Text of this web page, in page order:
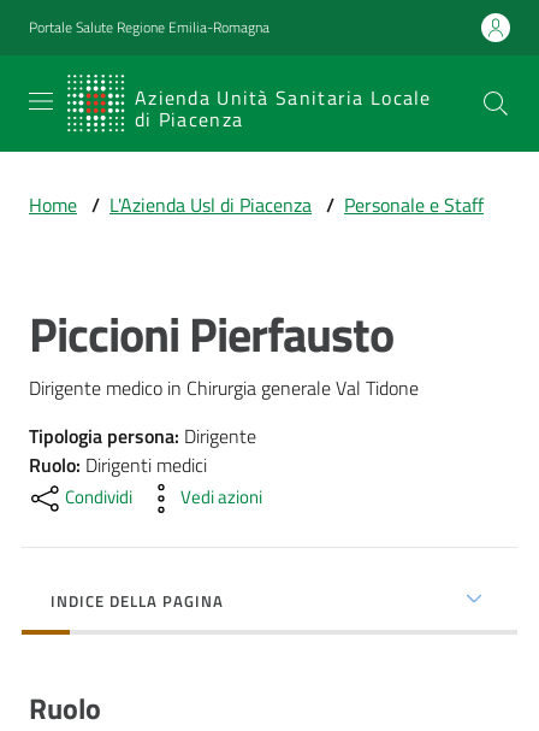
Vai al contenuto
Vai alla navigazione
Vai al footer
Portale Salute Regione Emilia-Romagna
Azienda Unità Sanitaria Locale
di Piacenza
SERVIZIO
SANITARIO
Emilia-
Sanitaria Locale
di Piacenza
Prestazioni
e
percorsi
cura
per...
Home / L'Azienda Usl di Piacenza / Personale e Staff
Salta al contenuto
Piccioni Pierfausto
Dirigente medico in Chirurgia generale Val Tidone
Tipologia persona: Dirigente
Ruolo: Dirigenti medici
Condividi Vedi azioni
INDICE DELLA PAGINA
Ruolo